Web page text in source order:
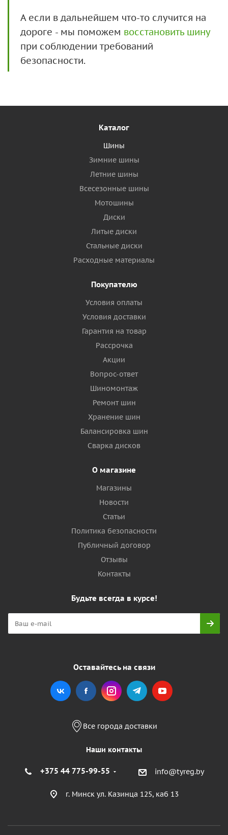
А если в дальнейшем что-то случится на
дороге - мы поможем восстановить шину
при соблюдении требований
безопасности.
Каталог
Шины
Зимние шины
Летние шины
Всесезонные шины
Мотошины
Диски
Литые диски
Стальные диски
Расходные материалы
Покупателю
Условия оплаты
Условия доставки
Гарантия на товар
Рассрочка
Акции
Вопрос-ответ
Шиномонтаж
Ремонт шин
Хранение шин
Балансировка шин
Сварка дисков
О магазине
Магазины
Новости
Статьи
Политика безопасности
Публичный договор
Отзывы
Контакты
Будьте всегда в курсе!
Оставайтесь на связи
Все города доставки
Наши контакты
+375 44 775-99-55 info@tyreg.by
г. Минск ул. Казинца 125, каб 13